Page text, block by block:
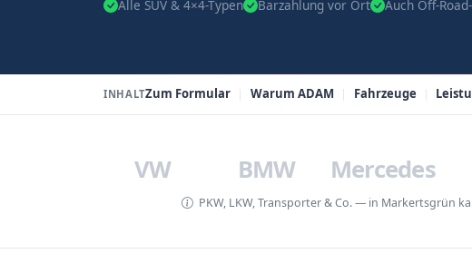
Alle SUV & 4×4-Typen Barzahlung vor Ort Auch Off-
INHALTZum Formular Warum ADAM Fahrzeuge
VW BMW Mercedes
PKW, LKW, Transporter & Co. — in Markertsgrün